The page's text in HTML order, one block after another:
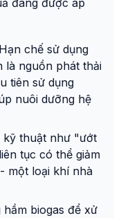
đang được áp
Hạn chế sử dụng
là nguồn phát thải
tiên sử dụng
nuôi dưỡng hệ
kỹ thuật như "ướt
tục có thể giảm
một loại khí nhà
hầm biogas để xử